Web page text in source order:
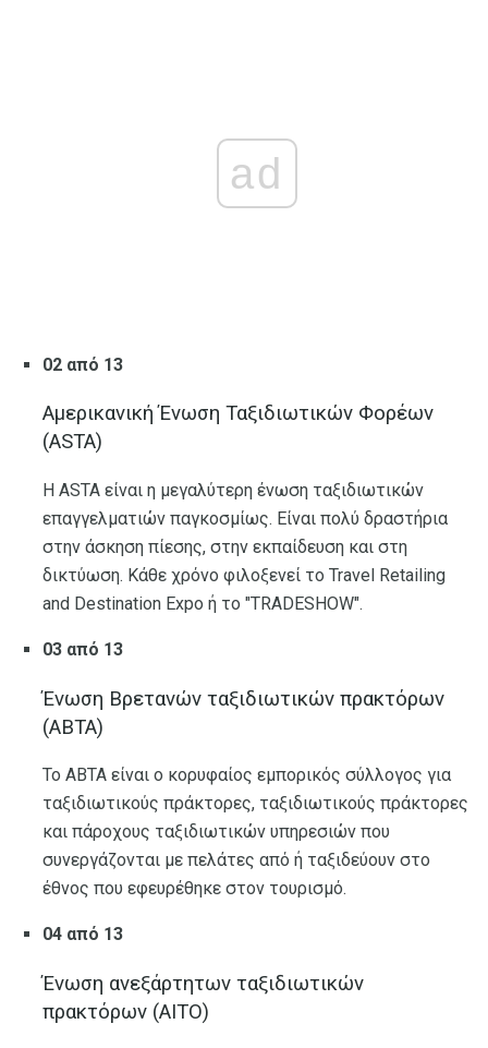
ad
02 από 13
Αμερικανική Ένωση Ταξιδιωτικών Φορέων
(ASTA)
Η ASTA είναι η μεγαλύτερη ένωση ταξιδιωτικών
επαγγελματιών παγκοσμίως. Είναι πολύ δραστήρια
στην άσκηση πίεσης, στην εκπαίδευση και στη
δικτύωση. Κάθε χρόνο φιλοξενεί το Travel Retailing
and Destination Expo ή το "TRADESHOW".
03 από 13
Ένωση Βρετανών ταξιδιωτικών πρακτόρων
(ABTA)
Το ABTA είναι ο κορυφαίος εμπορικός σύλλογος για
ταξιδιωτικούς πράκτορες, ταξιδιωτικούς πράκτορες
και πάροχους ταξιδιωτικών υπηρεσιών που
συνεργάζονται με πελάτες από ή ταξιδεύουν στο
έθνος που εφευρέθηκε στον τουρισμό.
04 από 13
Ένωση ανεξάρτητων ταξιδιωτικών
πρακτόρων (AITO)